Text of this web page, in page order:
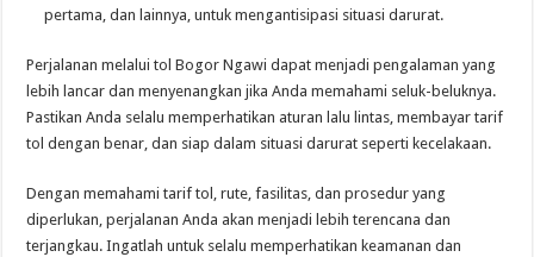
pertama, dan lainnya, untuk mengantisipasi situasi darurat.
Perjalanan melalui tol Bogor Ngawi dapat menjadi pengalaman yang
lebih lancar dan menyenangkan jika Anda memahami seluk-beluknya.
Pastikan Anda selalu memperhatikan aturan lalu lintas, membayar tarif
tol dengan benar, dan siap dalam situasi darurat seperti kecelakaan.
Dengan memahami tarif tol, rute, fasilitas, dan prosedur yang
diperlukan, perjalanan Anda akan menjadi lebih terencana dan
terjangkau. Ingatlah untuk selalu memperhatikan keamanan dan